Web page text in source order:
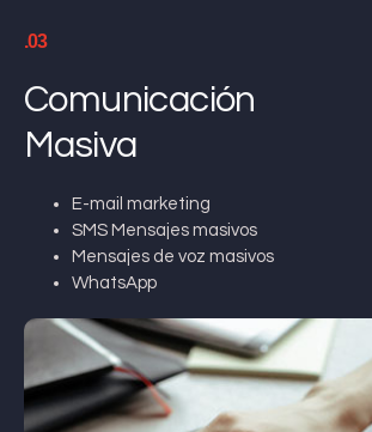
.03
Comunicación
Masiva
E-mail marketing
SMS Mensajes masivos
Mensajes de voz masivos
WhatsApp